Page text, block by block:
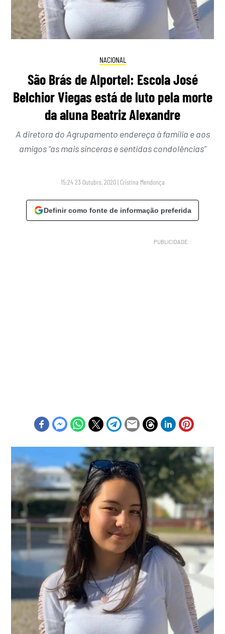
NACIONAL
São Brás de Alportel: Escola José
Belchior Viegas está de luto pela morte
da aluna Beatriz Alexandre
A diretora do Agrupamento endereça à família e aos
amigos “as mais sinceras e sentidas condolências”
15:24 23 Outubro, 2020 | Cristina Mendonça
Definir como fonte de informação preferida